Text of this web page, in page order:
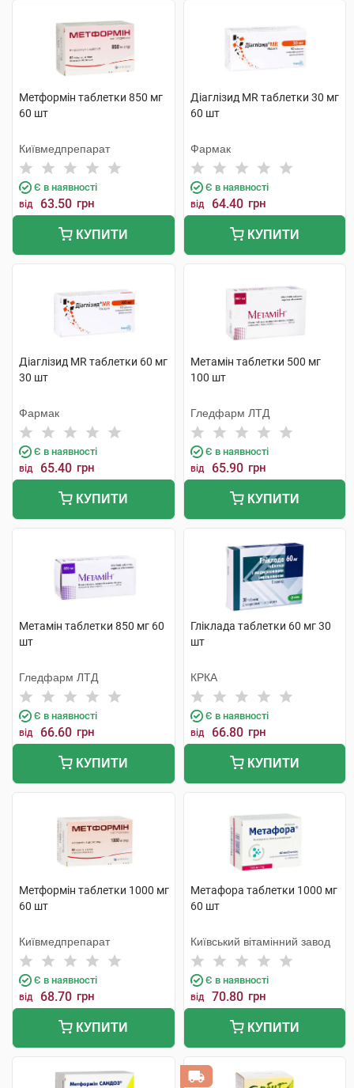
Метформін таблетки 850 мг
60 шт
Київмедпрепарат
Є в наявності
від 63.50 грн
КУПИТИ
Діаглізид MR таблетки 30 мг
60 шт
Фармак
Є в наявності
від 64.40 грн
КУПИТИ
Діаглізид MR таблетки 60 мг
30 шт
Фармак
Є в наявності
від 65.40 грн
КУПИТИ
Метамін таблетки 500 мг
100 шт
Гледфарм ЛТД
Є в наявності
від 65.90 грн
КУПИТИ
Метамін таблетки 850 мг 60
шт
Гледфарм ЛТД
Є в наявності
від 66.60 грн
КУПИТИ
Гліклада таблетки 60 мг 30
шт
КРКА
Є в наявності
від 66.80 грн
КУПИТИ
Метформін таблетки 1000 мг
60 шт
Київмедпрепарат
Є в наявності
від 68.70 грн
КУПИТИ
Метафора таблетки 1000 мг
60 шт
Київський вітамінний завод
Є в наявності
від 70.80 грн
КУПИТИ